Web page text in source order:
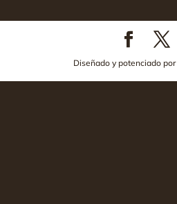
Diseñado y potenciado por